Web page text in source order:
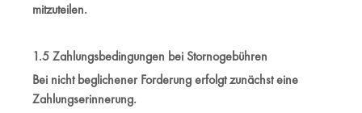
mitzuteilen.
1.5 Zahlungsbedingungen bei Stornogebühren
Bei nicht beglichener Forderung erfolgt zunächst eine
Zahlungserinnerung.